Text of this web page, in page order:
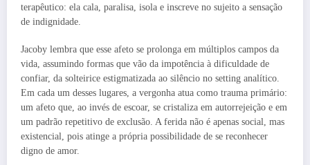
terapêutico: ela cala, paralisa, isola e inscreve no sujeito a sensação
de indignidade.
Jacoby lembra que esse afeto se prolonga em múltiplos campos da
vida, assumindo formas que vão da impotência à dificuldade de
confiar, da solteirice estigmatizada ao silêncio no setting analítico.
Em cada um desses lugares, a vergonha atua como trauma primário:
um afeto que, ao invés de escoar, se cristaliza em autorrejeição e em
um padrão repetitivo de exclusão. A ferida não é apenas social, mas
existencial, pois atinge a própria possibilidade de se reconhecer
digno de amor.